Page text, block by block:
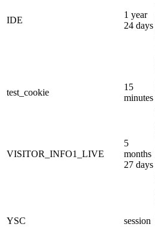
IDE
1 year
24 days
test_cookie
15
minutes
VISITOR_INFO1_LIVE
5
months
27 days
YSC session